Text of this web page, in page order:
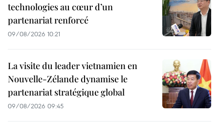
technologies au cœur d’un
partenariat renforcé
09/08/2026 10:21
La visite du leader vietnamien en
Nouvelle-Zélande dynamise le
partenariat stratégique global
09/08/2026 09:45